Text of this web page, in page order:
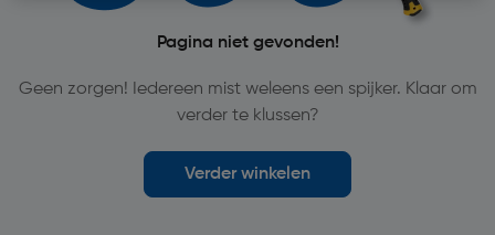
Pagina niet gevonden!
Geen zorgen! Iedereen mist weleens een spijker. Klaar om
verder te klussen?
Verder winkelen